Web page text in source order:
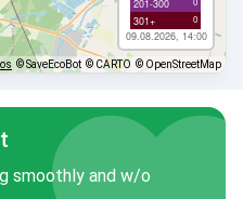
201-300
301+ 0
09.08.2026, 14:00
© SaveEcoBot © CARTO © OpenStreetMap
smoothly and w/o